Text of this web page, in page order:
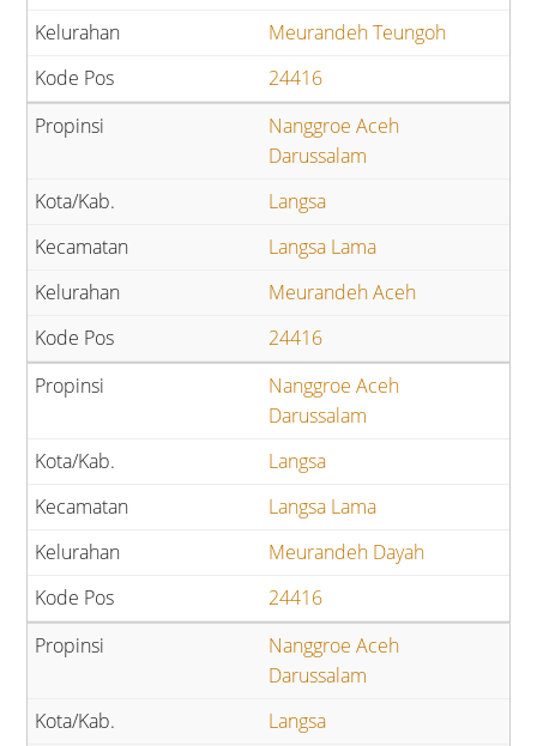
Meurandeh Teungoh
24416
Nanggroe Aceh
Darussalam
Langsa
Langsa Lama
Meurandeh Aceh
24416
Nanggroe Aceh
Darussalam
Langsa
Langsa Lama
Meurandeh Dayah
24416
Nanggroe Aceh
Darussalam
Langsa